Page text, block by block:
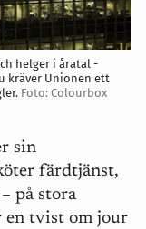
helger i åratal -
kräver Unionen ett
Foto: Colourbox
sin
färdtjänst,
på stora
en tvist om jour